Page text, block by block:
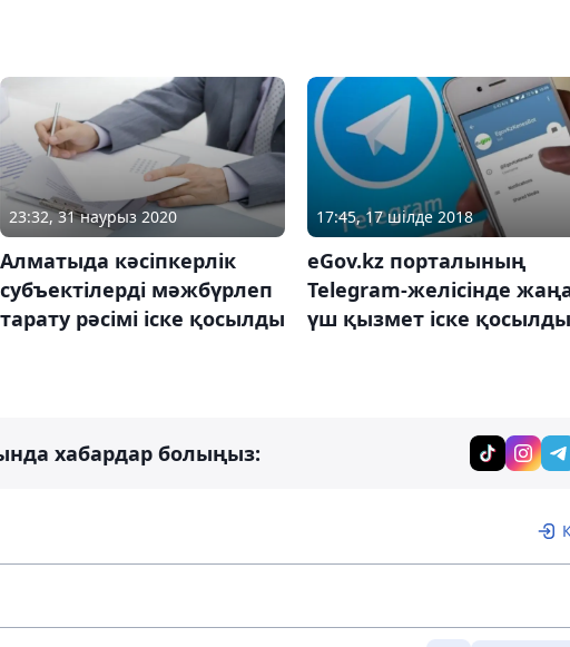
23:32, 31 наурыз 2020
Алматыда кәсіпкерлік
субъектілерді мәжбүрлеп
тарату рәсімі іске қосылды
17:45, 17 шілде 2018
eGov.kz порталының
Telegram-желісінде
үш қызмет іске қосылды
хабардар болыңыз: